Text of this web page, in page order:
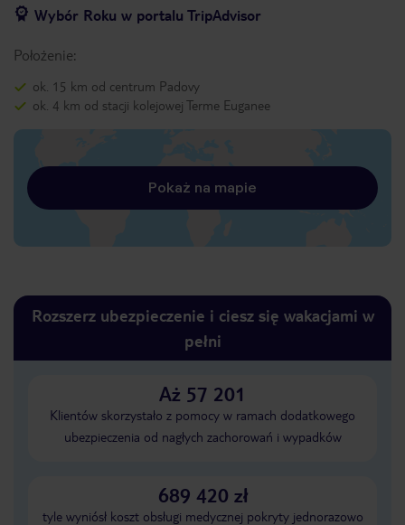
Wybór Roku w portalu TripAdvisor
Położenie:
ok. 15 km od centrum Padovy
ok. 4 km od stacji kolejowej Terme Euganee
Pokaż na mapie
Rozszerz ubezpieczenie i ciesz się wakacjami w
pełni
Aż 57 201
Klientów skorzystało z pomocy w ramach dodatkowego
ubezpieczenia od nagłych zachorowań i wypadków
689 420 zł
tyle wyniósł koszt obsługi medycznej pokryty jednorazowo